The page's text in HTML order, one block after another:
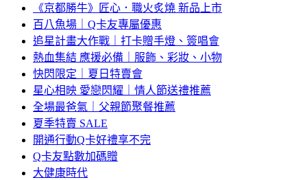
《京都勝牛》匠心．職火炙燒 新品上市
百八魚場｜Q卡友專屬優惠
追星計畫大作戰｜打卡贈手燈、簽唱會
熱血集結 應援必備｜服飾、彩妝、小物
快閃限定｜夏日特賣會
星心相映 愛戀閃耀｜情人節送禮推薦
全場最爸氣｜父親節聚餐推薦
夏季特賣 SALE
開通行動Q卡好禮享不完
Q卡友點數加碼贈
大健康時代